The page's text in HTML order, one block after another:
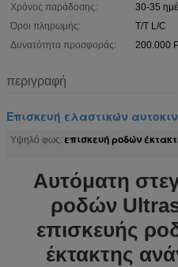
Χρόνος παράδοσης:
30-35
Όροι πληρωμής:
T/T L/C
Δυνατότητα προσφοράς:
200.000
περιγραφή
Επισκευή ελαστικών
Υψηλό φως: επισκευή ροδών
Αυτόματη
ροδών
επισκευής
έκτακτης